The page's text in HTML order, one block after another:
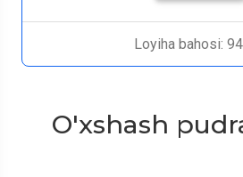
Loyiha bahosi:
O'xshash